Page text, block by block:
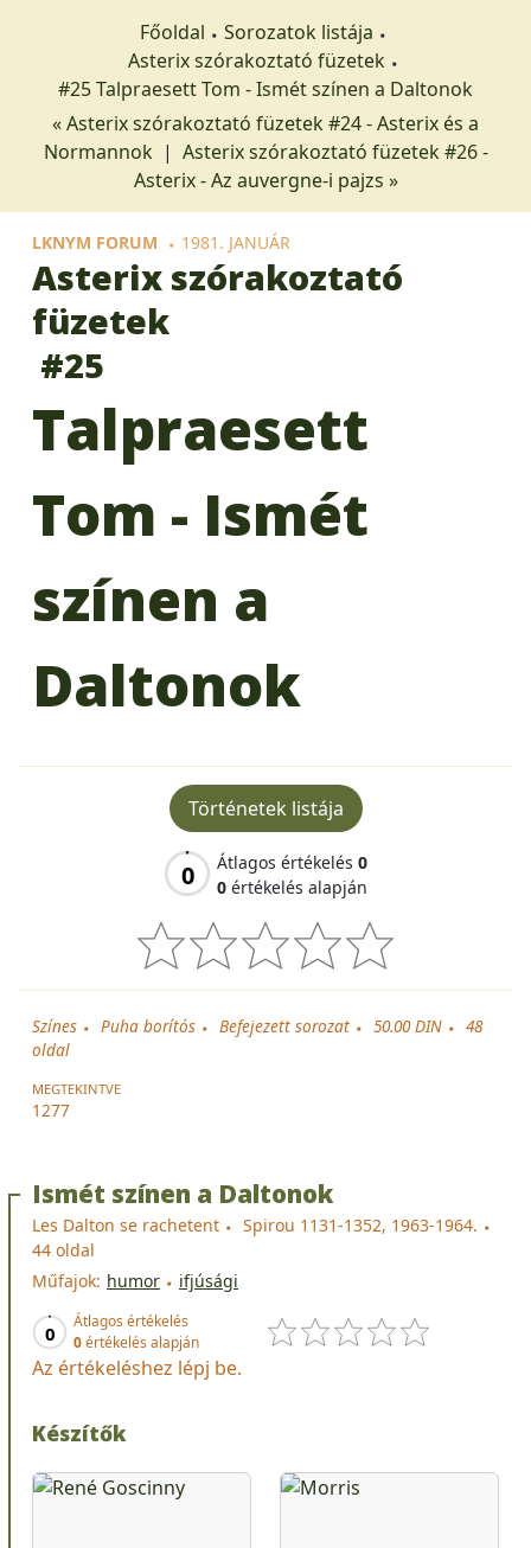
Főoldal
Sorozatok listája
Asterix szórakoztató füzetek
#25 Talpraesett Tom - Ismét színen a Daltonok
« Asterix szórakoztató füzetek #24 - Asterix és a
Normannok | Asterix szórakoztató füzetek #26 -
Asterix - Az auvergne-i pajzs »
LKNYM FORUM 1981. JANUÁR
Asterix szórakoztató
füzetek
#25
Talpraesett
Tom - Ismét
színen a
Daltonok
Történetek listája
0 Átlagos értékelés 0
0 értékelés alapján
Színes Puha borítós Befejezett sorozat 50.00 DIN
48
oldal
MEGTEKINTVE
1277
Ismét színen a Daltonok
Les Dalton se rachetent
Spirou 1131-1352, 1963-1964.
44 oldal
Műfajok: humor ifjúsági
0
Átlagos értékelés
0értékelés alapján
Az értékeléshez lépj be.
Készítők